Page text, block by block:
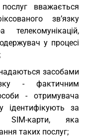
вважається
зв’язку
телекомунікацій,
у процесі
засобами
- фактичним
- отримувача
ідентифікують за
карти, яка
таких послуг;